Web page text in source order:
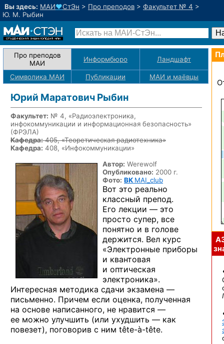
Вы здесь: МАИ♥СтЭн > Про преподов > Факультет № 4 >
Ю. М. Рыбин
Про преподов
МАИ
Информбюро Ландшафт
Символика МАИ Публикации МАИ и маёвцы
Юрий Маратович Рыбин
Факультет: № 4, «Радиоэлектроника,
инфокоммуникации и информационная безопасность»
(ФРЭЛА)
Кафедра:405, «Теоретическая радиотехника»
Кафедра: 408, «Инфокоммуникации»
Автор: Werewolf
Опубликовано: 2000 г.
Фото: ВК MAI_club
Вот это реально
классный препод.
Его лекции — это
просто супер, все
понятно и в голове
держится. Вел курс
«Электронные приборы
и квантовая
и оптическая
электроника».
Интересная методика сдачи экзамена —
письменно. Причем если оценка, полученная
на основе написанного, не нравится —
ее можно улучшить (или ухудшить — как
повезет), поговорив с ним tête-à-tête.